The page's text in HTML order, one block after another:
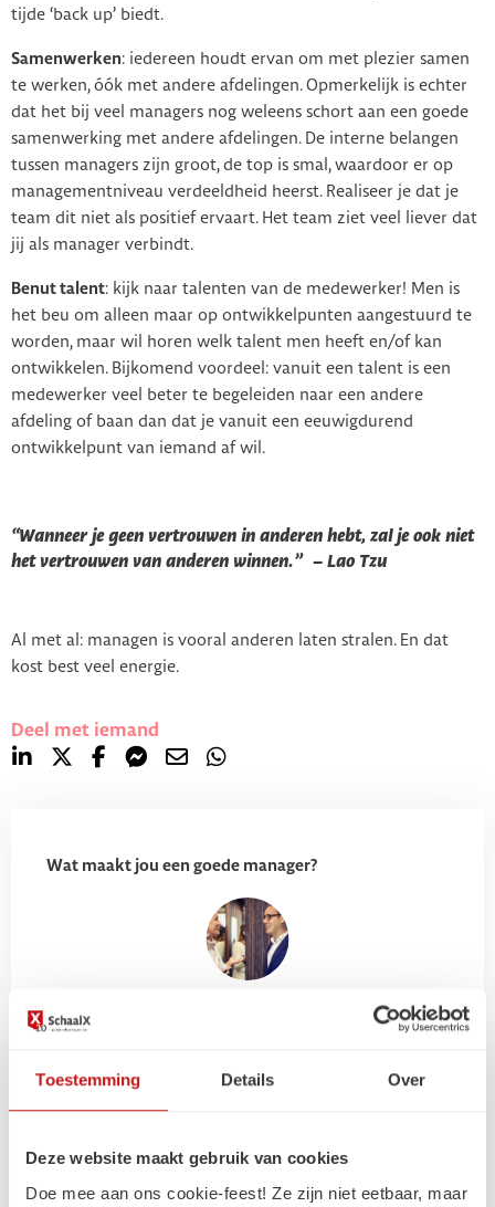
Toestemming Details Over
Deze website maakt gebruik van cookies
Doe mee aan ons cookie-feest! Ze zijn niet eetbaar, maar
tijde ‘back up’ biedt.
Samenwerken: iedereen houdt ervan om met plezier samen
te werken, óók met andere afdelingen. Opmerkelijk is echter
dat het bij veel managers nog weleens schort aan een goede
samenwerking met andere afdelingen. De interne belangen
tussen managers zijn groot, de top is smal, waardoor er op
managementniveau verdeeldheid heerst. Realiseer je dat je
team dit niet als positief ervaart. Het team ziet veel liever dat
jij als manager verbindt.
Benut talent: kijk naar talenten van de medewerker! Men is
het beu om alleen maar op ontwikkelpunten aangestuurd te
worden, maar wil horen welk talent men heeft en/of kan
ontwikkelen. Bijkomend voordeel: vanuit een talent is een
medewerker veel beter te begeleiden naar een andere
afdeling of baan dan dat je vanuit een eeuwigdurend
ontwikkelpunt van iemand af wil.
“Wanneer je geen vertrouwen in anderen hebt, zal je ook niet
het vertrouwen van anderen winnen.” – Lao Tzu
Al met al: managen is vooral anderen laten stralen. En dat
kost best veel energie.
Deel met iemand
Wat maakt jou een goede manager?
Gerelateerde
artikelen